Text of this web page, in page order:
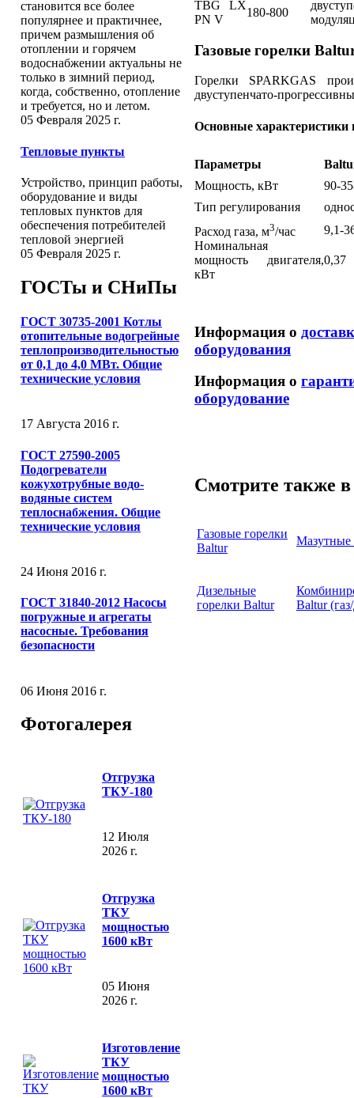
становится все более
популярнее и практичнее,
причем размышления об
отоплении и горячем
водоснабжении актуальны не
только в зимний период,
когда, собственно, отопление
и требуется, но и летом.
05 Февраля 2025 г.
Тепловые пункты
Устройство, принцип работы,
оборудование и виды
тепловых пунктов для
обеспечения потребителей
тепловой энергией
05 Февраля 2025 г.
ГОСТы и СНиПы
ГОСТ 30735-2001 Котлы
отопительные водогрейные
теплопроизводительностью
от 0,1 до 4,0 МВт. Общие
технические условия
17 Августа 2016 г.
ГОСТ 27590-2005
Подогреватели
кожухотрубные водо-
водяные систем
теплоснабжения. Общие
технические условия
24 Июня 2016 г.
ГОСТ 31840-2012 Насосы
погружные и агрегаты
насосные. Требования
безопасности
06 Июня 2016 г.
Фотогалерея
Отгрузка
ТКУ-180
12 Июля
2026 г.
Отгрузка
ТКУ
мощностью
1600 кВт
05 Июня
2026 г.
Изготовление
ТКУ
мощностью
1600 кВт
TBG LX
PN V
180-800
Газовые горелки
Горелки SPARKGAS
двуступенчато-
Основные
Параметры
Мощность, кВт
90-
Тип регулирования
Расход газа, м3/час
9,1-
Номинальная
мощность двигателя,
кВт
0,37
Информация о
оборудования
Информация о
оборудование
Смотрите также в
Газовые горелки
Baltur
Мазутные
Дизельные
горелки Baltur
Baltur